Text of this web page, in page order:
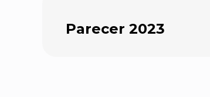
Parecer 2023